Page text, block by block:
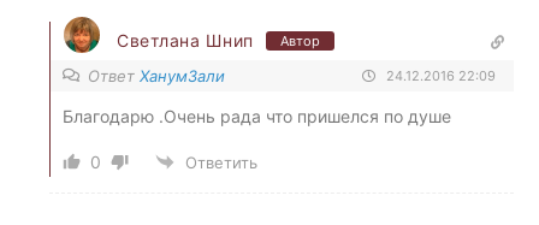
Светлана Шнип Автор
Ответ ХанумЗали 24.12.2016 22:09
Благодарю .Очень рада что пришелся по душе
0 Ответить